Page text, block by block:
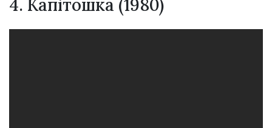
4. Капітошка (1980)